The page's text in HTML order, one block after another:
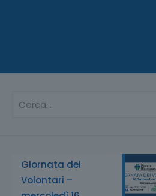
Giornata dei
Volontari –